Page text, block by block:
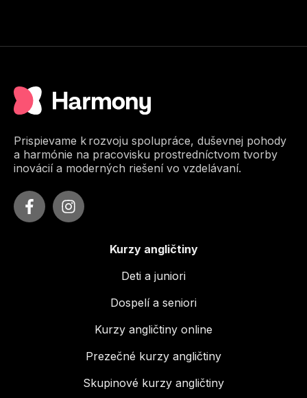
Prispievame k rozvoju spolupráce, duševnej pohody
a harmónie na pracovisku prostredníctvom tvorby
inovácií a moderných riešení vo vzdelávaní.
Kurzy angličtiny
Deti a juniori
Dospelí a seniori
Kurzy angličtiny online
Prezečné kurzy angličtiny
Skupinové kurzy angličtiny